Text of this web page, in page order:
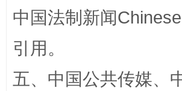
扯下公款旅游的“隐身衣”
中国法制新闻
引用。
五、中国公共传媒、